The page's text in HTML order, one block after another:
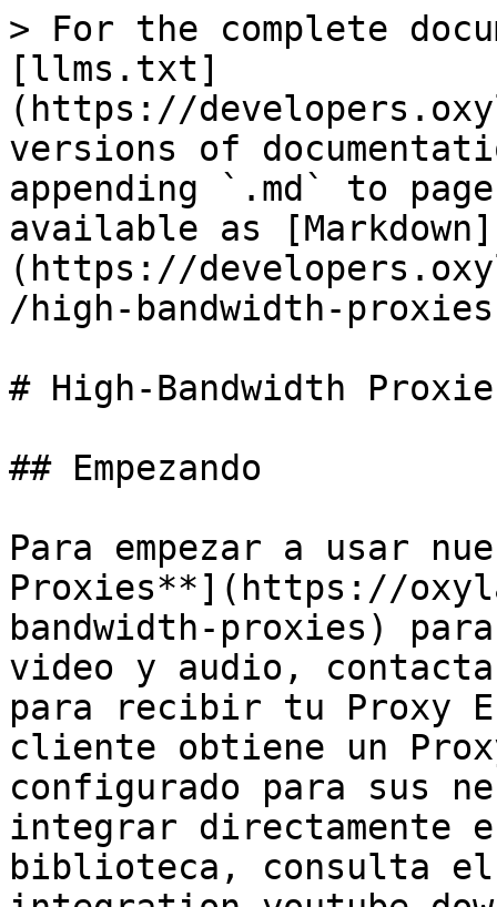
> For the complete
[llms.txt]
(https://
versions of
appending `.md` to
available as [Markdown]
(https://
/high-bandwidth-
# High-Bandwidth
## Empezando
Para empezar a usar
Proxies**](https://
bandwidth-proxies)
video y audio,
para recibir tu Proxy
cliente obtiene un
configurado para sus
integrar directamente
biblioteca, consulta el